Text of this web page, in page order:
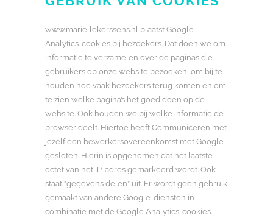
www.mariellekerssens.nl plaatst Google
Analytics-cookies bij bezoekers. Dat doen we om
informatie te verzamelen over de pagina’s die
gebruikers op onze website bezoeken, om bij te
houden hoe vaak bezoekers terug komen en om
te zien welke pagina’s het goed doen op de
website. Ook houden we bij welke informatie de
browser deelt. Hiertoe heeft Communiceren met
jezelf een bewerkersovereenkomst met Google
gesloten. Hierin is opgenomen dat het laatste
octet van het IP-adres gemarkeerd wordt. Ook
staat “gegevens delen” uit. Er wordt geen gebruik
gemaakt van andere Google-diensten in
combinatie met de Google Analytics-cookies.